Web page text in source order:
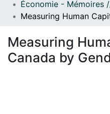
Parcourir
Statistiques
À propos
Measuring
Canada by